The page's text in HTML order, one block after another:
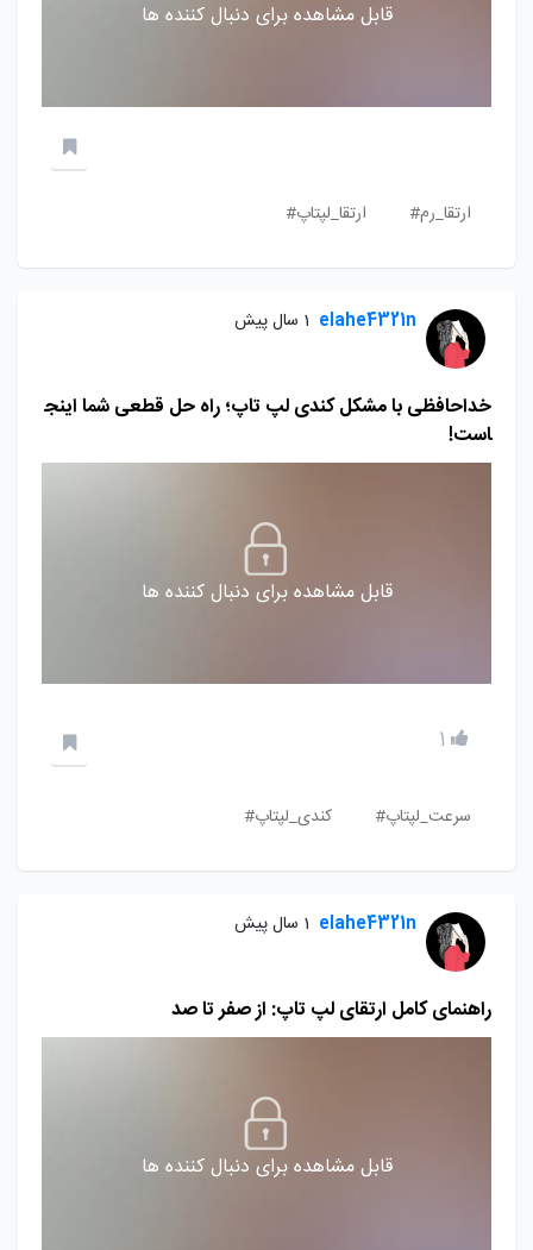
قابل مشاهده برای دنبال کننده ها
ارتقا_رم# ارتقا_لپتاپ#
elahe4321n 1 سال پیش
خداحافظی با مشکل کندی لپ تاپ؛ راه حل قطعی شما اینج
است!
قابل مشاهده برای دنبال کننده ها
1
سرعت_لپتاپ# کندی_لپتاپ#
elahe4321n 1 سال پیش
راهنمای کامل ارتقای لپ تاپ: از صفر تا صد
قابل مشاهده برای دنبال کننده ها